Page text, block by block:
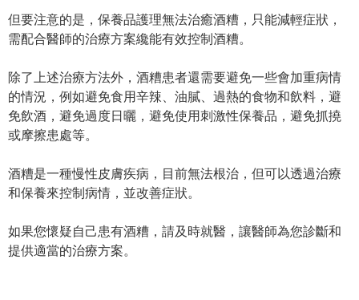
但要注意的是，保養品護理無法治癒酒糟，只能減輕症狀，
需配合醫師的治療方案纔能有效控制酒糟。
除了上述治療方法外，酒糟患者還需要避免一些會加重病情
的情況，例如避免食用辛辣、油膩、過熱的食物和飲料，避
免飲酒，避免過度日曬，避免使用刺激性保養品，避免抓撓
或摩擦患處等。
酒糟是一種慢性皮膚疾病，目前無法根治，但可以透過治療
和保養來控制病情，並改善症狀。
如果您懷疑自己患有酒糟，請及時就醫，讓醫師為您診斷和
提供適當的治療方案。